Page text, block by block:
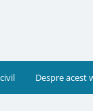
Despre acest